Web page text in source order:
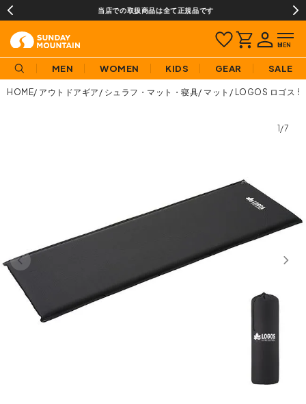
当店での取扱商品は全て正規品です
MEN WOMEN KIDS GEAR SALE
HOME アウトドアギア シュラフ・マット・寝具 マット LOGOS ロゴス
1/7